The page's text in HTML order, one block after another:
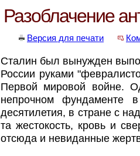
Разоблачение
Версия для печати
Сталин был вынужден
России руками
Первой мировой войне.
непрочном фундаменте
десятилетия, в стране с
та жестокость, кровь и
отсюда и невиданные